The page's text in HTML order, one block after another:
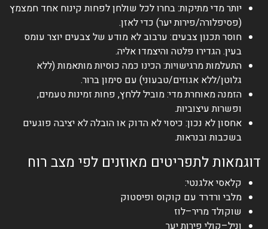
יותר מדי מתיקות: בחרו לכל שולחן לפחות קינוח אחד חמצמץ
(פסיפלורה/פירות יער) כדי לאזן.
חוסר תכנון צבעים: ערבוב לא מודע של צבעים יוצר עומס
בעין. הגדירו פלטה והיצמדו אליה.
התעלמות מרגישויות: הכינו כמה כוסיות מותאמות (ללא
גלוטן/ללא אגוזים/טבעוני) עם סימון ברור.
הזמנה מאוחרת מדי: מוביל ללחץ, פחות זמינות טעמים,
ופשרות עיצוביות.
אחסון לא נכון: כיסוי לא הדוק או הובלה לא יציבה פוגעים
בשכבות ובנראות.
דוגמאות לתפריטים מאוזנים לפי מצב רוח
קלאסי אלגנטי:
מלבי ורדרד עם קוקוס ופיסטוק
שוקולד מריר–לוז
וניל–קולי פירות יער